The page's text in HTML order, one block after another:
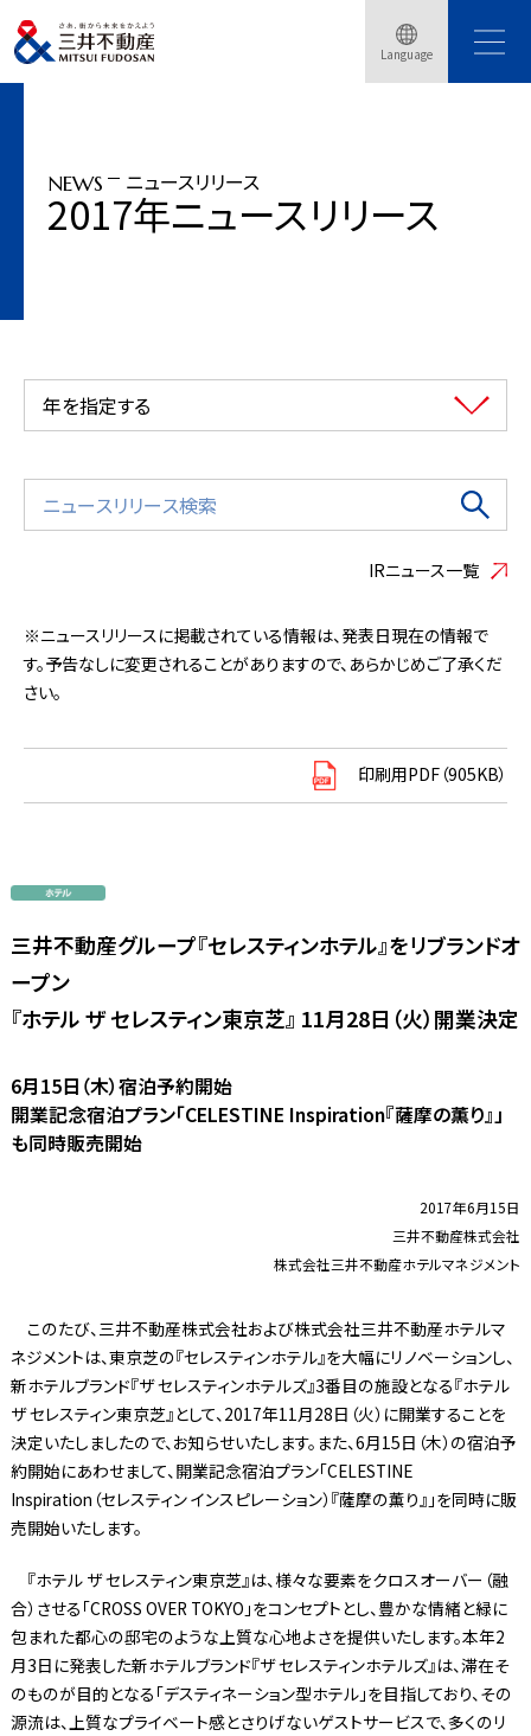
Language
トップページ ニュースリリース
『ホテル ザ セレスティン東京芝』開業決定（2017年11月28日）
NEWS ニュースリリース
2017年ニュースリリース
年を指定する
IRニュース一覧
※ニュースリリースに掲載されている情報は、発表日現在の情報で
す。予告なしに変更されることがありますので、あらかじめご了承くだ
さい。
印刷用PDF（905KB）
三井不動産グループ『セレスティンホテル』をリブランドオ
ープン
『ホテル ザ セレスティン東京芝』 11月28日（火）開業決定
6月15日（木）宿泊予約開始
開業記念宿泊プラン「CELESTINE Inspiration『薩摩の薫り』」
も同時販売開始
2017年6月15日
三井不動産株式会社
株式会社三井不動産ホテルマネジメント
このたび、三井不動産株式会社および株式会社三井不動産ホテルマ
ネジメントは、東京芝の『セレスティンホテル』を大幅にリノベーションし、
新ホテルブランド『ザ セレスティンホテルズ』3番目の施設となる『ホテル
ザ セレスティン東京芝』として、2017年11月28日（火）に開業することを
決定いたしましたので、お知らせいたします。また、6月15日（木）の宿泊予
約開始にあわせまして、開業記念宿泊プラン「CELESTINE
Inspiration（セレスティン インスピレーション）『薩摩の薫り』」を同時に販
売開始いたします。
『ホテル ザ セレスティン東京芝』は、様々な要素をクロスオーバー（融
合）させる「CROSS OVER TOKYO」をコンセプトとし、豊かな情緒と緑に
包まれた都心の邸宅のような上質な心地よさを提供いたします。本年2
月3日に発表した新ホテルブランド『ザ セレスティンホテルズ』は、滞在そ
のものが目的となる「デスティネーション型ホテル」を目指しており、その
源流は、上質なプライベート感とさりげないゲストサービスで、多くのリ